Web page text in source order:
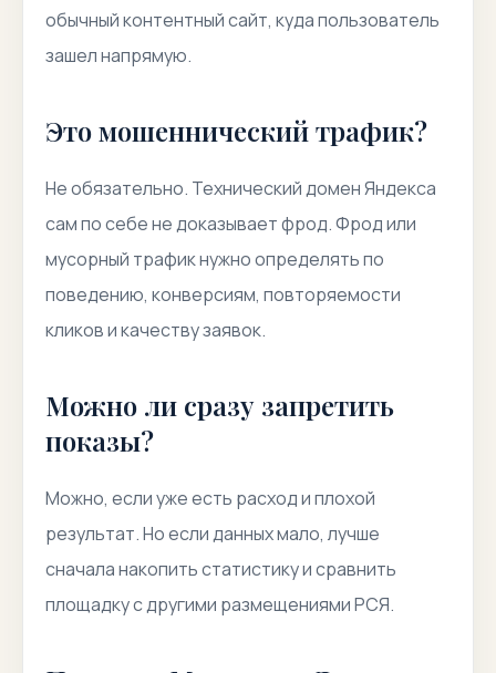
обычный контентный сайт, куда пользователь
зашел напрямую.
Это мошеннический трафик?
Не обязательно. Технический домен Яндекса
сам по себе не доказывает фрод. Фрод или
мусорный трафик нужно определять по
поведению, конверсиям, повторяемости
кликов и качеству заявок.
Можно ли сразу запретить
показы?
Можно, если уже есть расход и плохой
результат. Но если данных мало, лучше
сначала накопить статистику и сравнить
площадку с другими размещениями РСЯ.